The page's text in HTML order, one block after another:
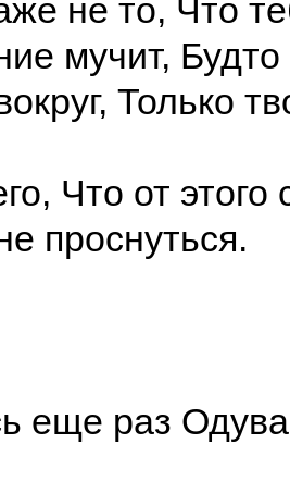
не то, Что
мучит,
Только
Что от этого
проснуться.
еще раз